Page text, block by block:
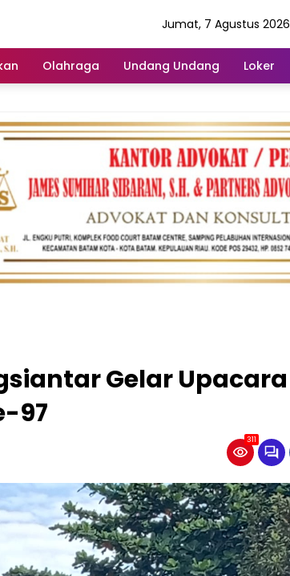
Jumat, 7 Agustus 2026
Olahraga Undang Undang Loker
Gelar Upacara
97
311